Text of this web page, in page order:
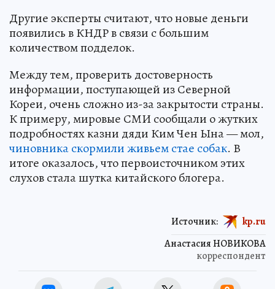
Другие эксперты считают, что новые деньги
появились в КНДР в связи с большим
количеством подделок.
Между тем, проверить достоверность
информации, поступающей из Северной
Кореи, очень сложно из-за закрытости страны.
К примеру, мировые СМИ сообщали о жутких
подробностях казни дяди Ким Чен Ына — мол,
чиновника скормили живьем стае собак. В
итоге оказалось, что первоисточником этих
слухов стала шутка китайского блогера.
Анастасия НОВИКОВА
корреспондент
Источник: kp.ru